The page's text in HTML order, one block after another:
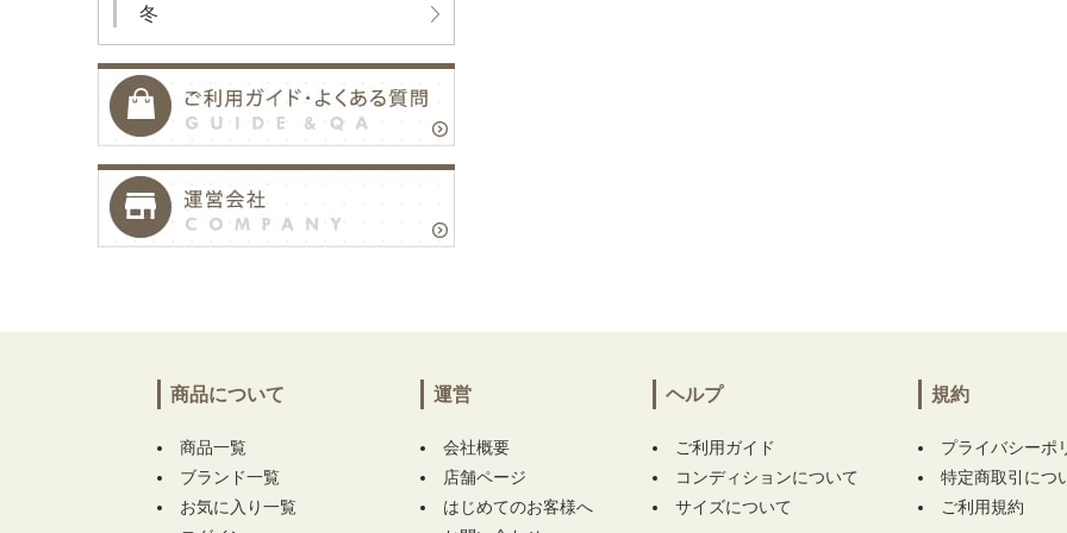
冬
商品について
商品一覧
ブランド一覧
お気に入り一覧
運営
会社概要
店舗ページ
はじめてのお客様へ
ヘルプ
ご利用ガイド
コンディションについて
サイズについて
規約
プライバシーポ
特定商取引につ
ご利用規約